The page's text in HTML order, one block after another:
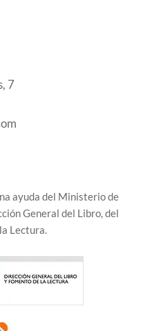
7
ayuda del Ministerio de
General del Libro, del
Lectura.